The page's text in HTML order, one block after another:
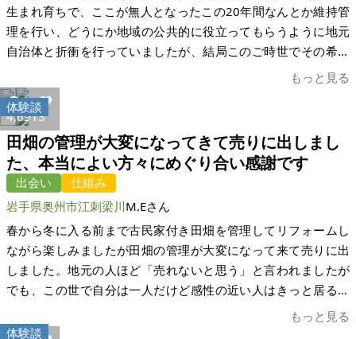
生まれ育ちで、ここが無人となったこの20年間なんとか維持管
理を行い、どうにか地域の公共的に役立ってもらうように地元
自治体と折衝を行っていましたが、結局このご時世でその希望
ることも決断したもののこのコロナ禍で引合いもすくなく、ま
た心残りもあったところで偶然にこの「家いちば」を知り、最
後の最後、ダメで元々というところで掲載をさせて頂きまし
た。 地元不動産屋に任せていた売却では問合せもほとんどなか
ったため、正直なところ掲載後の動きはそんなに期待してなか
ったのですが、家いちばのトップページに掲載されるよりも前
からまさに全国から多数の問い合わせを頂き、予想外でのその
状況に驚きました。 掲載依頼から1ヶ月弱経った5月の連休に内
覧会をひらき、引合いいただいた購入希望者さまから色々なご
提案をいただけました。 多くの有力な引合いのなかから私が買
い手候補として選ばせて頂きましたのは、地元中津川市の方で
現役世代主体のグループでした。 彼らは自らの手を動かしすで
に古い古民家を活用していた実績もあり、すでに取りかかられ
もっと見る
4,6913
体験談
田畑の管理が大変になってきて売りに出しまし
た、本当によい方々にめぐり合い感謝です
出会い
仕組み
岩手県奥州市江刺梁川M.Eさん
春から冬に入る前まで古民家付き田畑を管理してリフォームし
ながら楽しみましたが田畑の管理が大変になって来て売りに出
しました。地元の人ほど「売れないと思う」と言われましたが
でも、この世で自分は一人だけど感性の近い人はきっと居るは
ず根気強く待とうと思っておりました。そう言う人達に巡り合
いました。本当に良い人達で農業を基礎から勉強しており周り
もっと見る
体験談